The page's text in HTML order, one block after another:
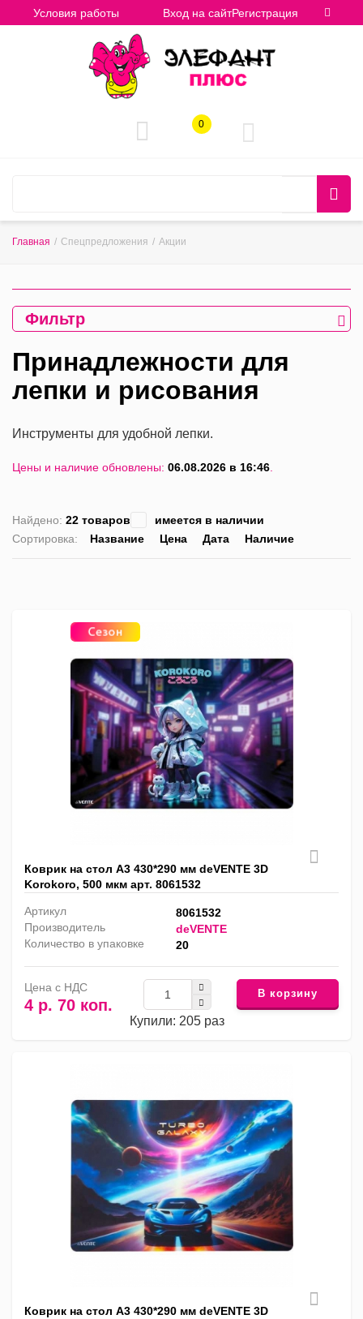
Условия работы Вход на сайтРегистрация
0
Главная / Спецпредложения / Акции
Фильтр
Принадлежности для
лепки и рисования
Инструменты для удобной лепки.
Цены и наличие обновлены: 06.08.2026 в 16:46.
Найдено: 22 товаров
имеется в наличии
Сортировка:
Название Цена Дата Наличие
Коврик на стол А3 430*290 мм deVENTE 3D
Korokoro, 500 мкм арт. 8061532
Артикул
8061532
Производитель
deVENTE
Количество в упаковке
20
Цена с НДС
4 р. 70 коп.
Купили: 205 раз
В корзину
Коврик на стол А3 430*290 мм deVENTE 3D